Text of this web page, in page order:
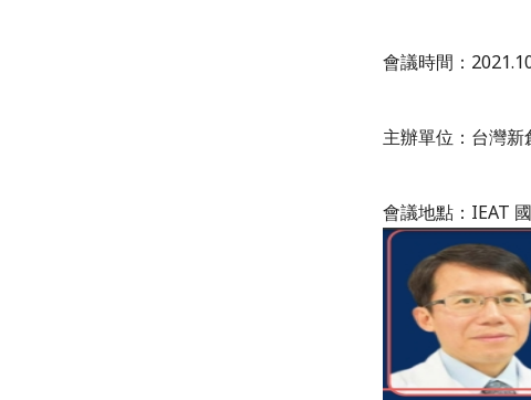
會議時間：
主辦單位：台灣
會議地點：IEAT